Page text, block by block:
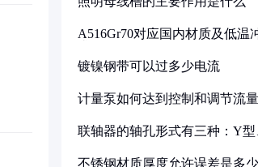
A516Gr70对应国内材质及低温
镀镍钢带可以过多少电流
计量泵如何达到控制和调节流
联轴器的轴孔形式有三种：Y型
不锈钢材质厚度允许误差是多少